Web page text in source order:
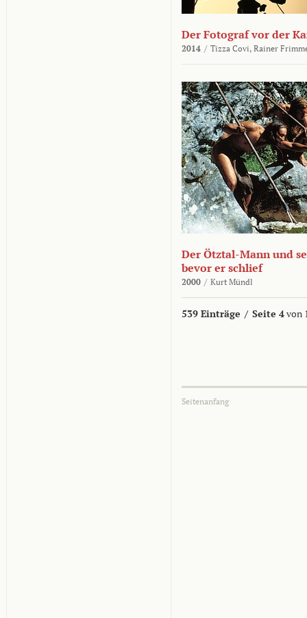
Der Fotograf vor der
2014 / Tizza Covi, Rainer
Der Ötztal-Mann und
bevor er schlief
2000 / Kurt Mündl
539 Einträge / Seite 4von
Seitenanfang